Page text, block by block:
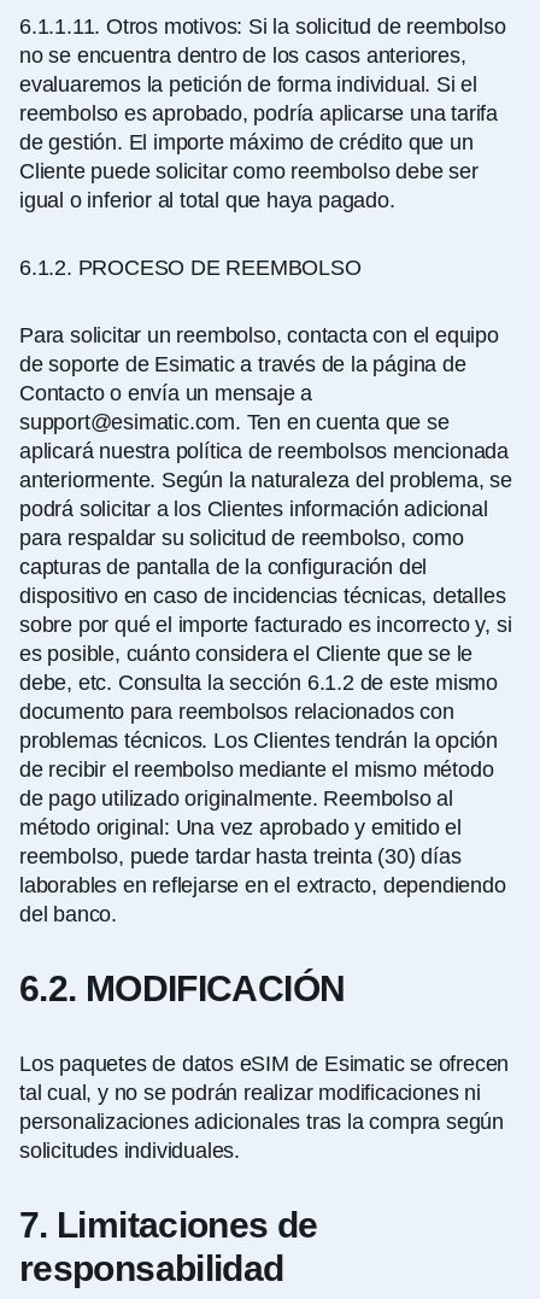
6.1.1.11.Otros motivos: Si la solicitud de reembolso
no se encuentra dentro de los casos anteriores,
evaluaremos la petición de forma individual. Si el
reembolso es aprobado, podría aplicarse una tarifa
de gestión. El importe máximo de crédito que un
Cliente puede solicitar como reembolso debe ser
igual o inferior al total que haya pagado.
6.1.2. PROCESO DE REEMBOLSO
Para solicitar un reembolso, contacta con el equipo
de soporte de Esimatic a través de la página de
Contacto o envía un mensaje a
support@esimatic.com. Ten en cuenta que se
aplicará nuestra política de reembolsos mencionada
anteriormente. Según la naturaleza del problema, se
podrá solicitar a los Clientes información adicional
para respaldar su solicitud de reembolso, como
capturas de pantalla de la configuración del
dispositivo en caso de incidencias técnicas, detalles
sobre por qué el importe facturado es incorrecto y, si
es posible, cuánto considera el Cliente que se le
debe, etc. Consulta la sección 6.1.2 de este mismo
documento para reembolsos relacionados con
problemas técnicos. Los Clientes tendrán la opción
de recibir el reembolso mediante el mismo método
de pago utilizado originalmente. Reembolso al
método original: Una vez aprobado y emitido el
reembolso, puede tardar hasta treinta (30) días
laborables en reflejarse en el extracto, dependiendo
del banco.
6.2. MODIFICACIÓN
Los paquetes de datos eSIM de Esimatic se ofrecen
tal cual, y no se podrán realizar modificaciones ni
personalizaciones adicionales tras la compra según
solicitudes individuales.
7. Limitaciones de
responsabilidad